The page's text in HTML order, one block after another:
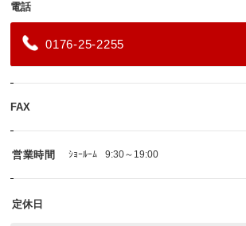
電話
0176-25-2255
FAX
営業時間 ｼｮｰﾙｰﾑ 9:30～19:00
定休日